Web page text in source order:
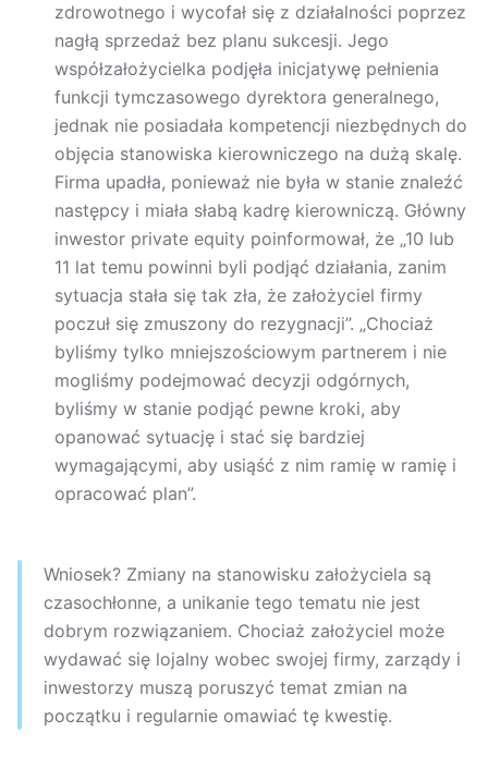
zdrowotnego i wycofał się z działalności poprzez
nagłą sprzedaż bez planu sukcesji. Jego
współzałożycielka podjęła inicjatywę pełnienia
funkcji tymczasowego dyrektora generalnego,
jednak nie posiadała kompetencji niezbędnych do
objęcia stanowiska kierowniczego na dużą skalę.
Firma upadła, ponieważ nie była w stanie znaleźć
następcy i miała słabą kadrę kierowniczą. Główny
inwestor private equity poinformował, że „10 lub
11 lat temu powinni byli podjąć działania, zanim
sytuacja stała się tak zła, że założyciel firmy
poczuł się zmuszony do rezygnacji”. „Chociaż
byliśmy tylko mniejszościowym partnerem i nie
mogliśmy podejmować decyzji odgórnych,
byliśmy w stanie podjąć pewne kroki, aby
opanować sytuację i stać się bardziej
wymagającymi, aby usiąść z nim ramię w ramię i
opracować plan”.
Wniosek? Zmiany na stanowisku założyciela są
czasochłonne, a unikanie tego tematu nie jest
dobrym rozwiązaniem. Chociaż założyciel może
wydawać się lojalny wobec swojej firmy, zarządy i
inwestorzy muszą poruszyć temat zmian na
początku i regularnie omawiać tę kwestię.